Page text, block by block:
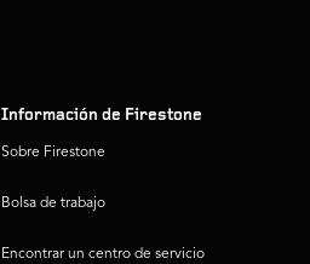
Información de Firestone
Sobre Firestone
Bolsa de trabajo
Encontrar un centro de servicio